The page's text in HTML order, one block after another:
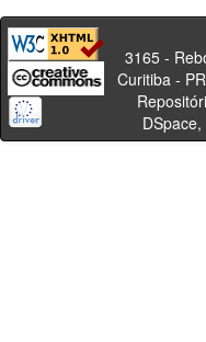
Av.
3165 -